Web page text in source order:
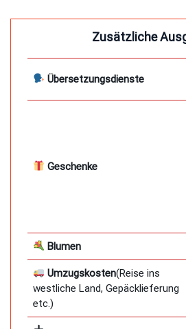
Zusätzliche
Übersetzungsdienste
Geschenke
Blumen
Umzugskosten(Reise ins
westliche Land, Gepäcklieferung
etc.)